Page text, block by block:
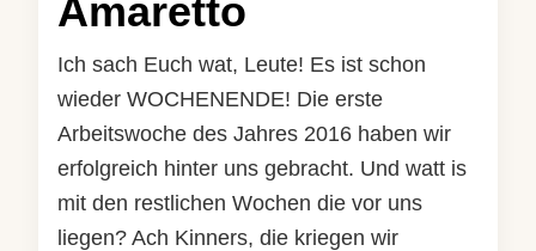
Amaretto
Ich sach Euch wat, Leute! Es ist schon
wieder WOCHENENDE! Die erste
Arbeitswoche des Jahres 2016 haben wir
erfolgreich hinter uns gebracht. Und watt is
mit den restlichen Wochen die vor uns
liegen? Ach Kinners, die kriegen wir